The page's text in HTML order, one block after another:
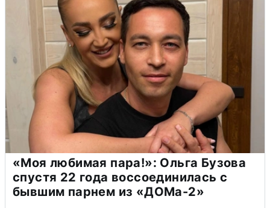
«Моя любимая пара!»: Ольга Бузова
спустя 22 года воссоединилась с
бывшим парнем из «ДОМа-2»